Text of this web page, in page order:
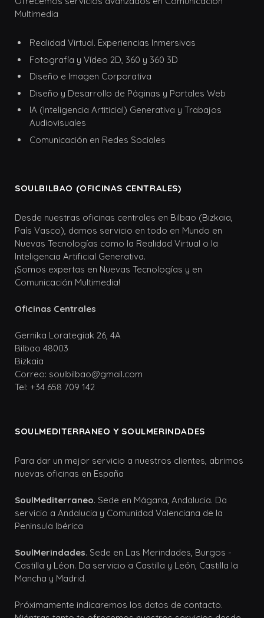
Multimedia
Realidad Virtual. Experiencias Inmersivas
Fotografía y Vídeo 2D, 360 y 360 3D
Diseño e Imagen Corporativa
Diseño y Desarrollo de Páginas y Portales Web
IA (Inteligencia Artiticial) Generativa y Trabajos
Audiovisuales
Comunicación en Redes Sociales
SOULBILBAO (OFICINAS CENTRALES)
Desde nuestras oficinas centrales en Bilbao (Bizkaia,
País Vasco), damos servicio en todo en Mundo en
Nuevas Tecnologías como la Realidad Virtual o la
Inteligencia Artificial Generativa.
¡Somos expertas en Nuevas Tecnologías y en
Comunicación Multimedia!
Oficinas Centrales
Gernika Lorategiak 26, 4A
Bilbao 48003
Bizkaia
Correo: soulbilbao@gmail.com
Tel: +34 658 709 142
SOULMEDITERRANEO Y SOULMERINDADES
Para dar un mejor servicio a nuestros clientes, abrimos
nuevas oficinas en España
SoulMediterraneo. Sede en Mágana, Andalucia. Da
servicio a Andalucia y Comunidad Valenciana de la
Peninsula Ibérica
SoulMerindades. Sede en Las Merindades, Burgos -
Castilla y Léon. Da servicio a Castilla y León, Castilla la
Mancha y Madrid.
Próximamente indicaremos los datos de contacto.